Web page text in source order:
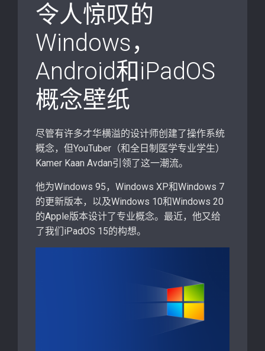
令人惊叹的
Windows，
Android和iPadOS
概念壁纸
尽管有许多才华横溢的设计师创建了操作系统
概念，但YouTuber（和全日制医学专业学生）
Kamer Kaan Avdan引领了这一潮流。
他为Windows 95，Windows XP和Windows 7
的更新版本，以及Windows 10和Windows 20
的Apple版本设计了专业概念。最近，他又给
了我们iPadOS 15的构想。